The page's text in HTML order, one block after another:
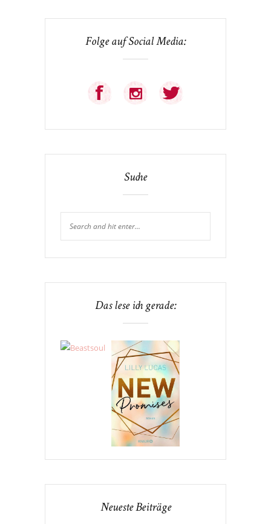
Folge auf Social Media:
Suche
Das lese ich gerade:
Neueste Beiträge